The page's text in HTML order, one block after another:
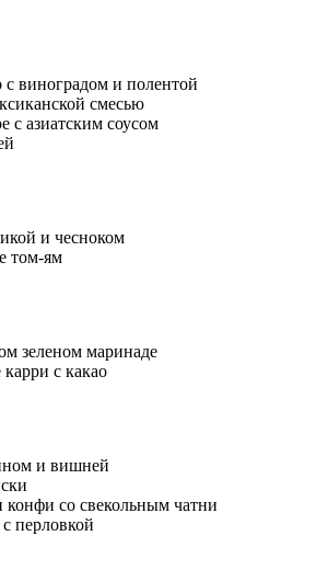
с виноградом и полентой
смесью
с азиатским соусом
и чесноком
том-ям
зеленом маринаде
карри с какао
и вишней
со свекольным чатни
перловкой